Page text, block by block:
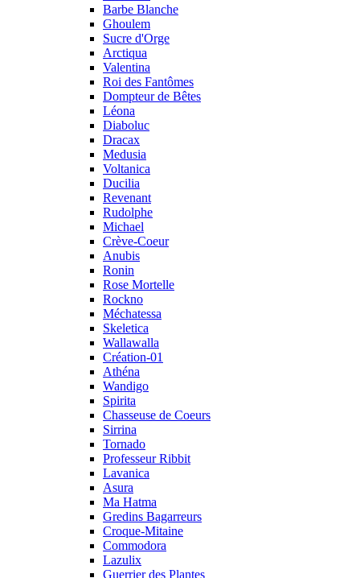
Barbe Blanche
Ghoulem
Sucre d'Orge
Arctiqua
Valentina
Roi des Fantômes
Dompteur de Bêtes
Léona
Diaboluc
Dracax
Medusia
Voltanica
Ducilia
Revenant
Rudolphe
Michael
Crève-Coeur
Anubis
Ronin
Rose Mortelle
Rockno
Méchatessa
Skeletica
Wallawalla
Création-01
Athéna
Wandigo
Spirita
Chasseuse de Coeurs
Sirrina
Tornado
Professeur Ribbit
Lavanica
Asura
Ma Hatma
Gredins Bagarreurs
Croque-Mitaine
Commodora
Lazulix
Guerrier des Plantes